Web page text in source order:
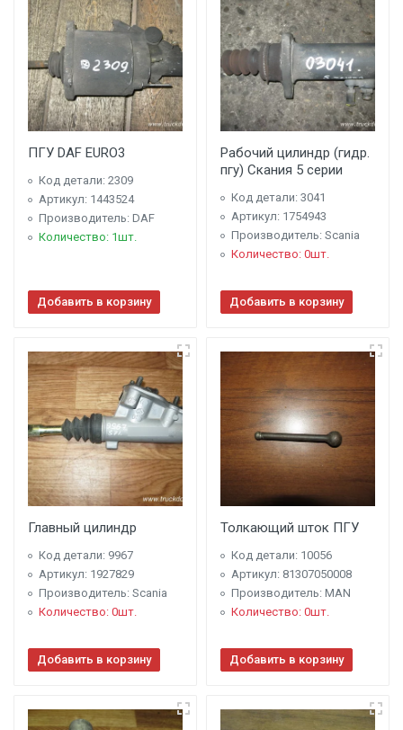
ПГУ DAF EURO3
Код детали: 2309
Артикул: 1443524
Производитель: DAF
Количество: 1шт.
Добавить в корзину
Рабочий цилиндр (гидр.
пгу) Скания 5 серии
Код детали: 3041
Артикул: 1754943
Производитель: Scania
Количество: 0шт.
Добавить в корзину
Главный цилиндр
Код детали: 9967
Артикул: 1927829
Производитель: Scania
Количество: 0шт.
Добавить в корзину
Толкающий шток ПГУ
Код детали: 10056
Артикул: 81307050008
Производитель: MAN
Количество: 0шт.
Добавить в корзину